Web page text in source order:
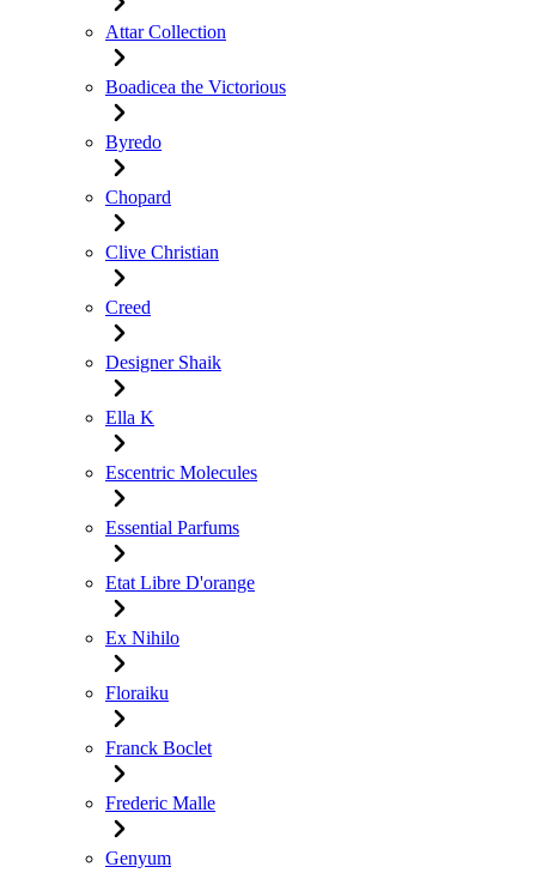
Attar Collection
Boadicea the Victorious
Byredo
Chopard
Clive Christian
Creed
Designer Shaik
Ella K
Escentric Molecules
Essential Parfums
Etat Libre D'orange
Ex Nihilo
Floraiku
Franck Boclet
Frederic Malle
Genyum